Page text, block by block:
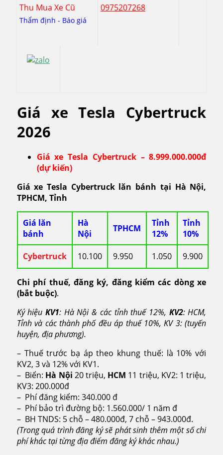
Thu Mua Xe Cũ
Thẩm định - Báo giá
0975207268
Giá xe Tesla Cybertruck
2026
Giá xe Tesla Cybertruck – 8.999.000.000đ
(dự kiến)
Giá xe Tesla Cybertruck lăn bánh tại Hà Nội,
TPHCM, Tỉnh
Giá lăn
bánh
Hà
Nội
TPHCM
Tỉnh
12%
Tỉnh
10%
Cybertruck 10.100 9.950 1.050 9.900
Chi phí thuế, đăng ký, đăng kiểm các dòng xe
(bắt buộc).
Ký hiệuKV1: Hà Nội & các tỉnh thuế 12%, KV2: HCM,
Tỉnh và các thành phố đều áp thuế 10%, KV 3: (tuyến
huyện, địa phương).
– Thuế trước bạ áp theo khung thuế: là 10% với
KV2, 3 và 12% với KV1.
– Biển: Hà Nội 20 triệu, HCM 11 triệu, KV2: 1 triệu,
KV3: 200.000đ
– Phí đăng kiểm: 340.000 đ
– Phí bảo trì đường bộ: 1.560.000/ 1 năm đ
– BH TNDS: 5 chỗ – 480.000đ, 7 chỗ – 943.000đ.
(Trong quá trình đăng ký sẽ phát sinh thêm một số chi
phí khác tại từng địa điểm đăng ký khác nhau.)